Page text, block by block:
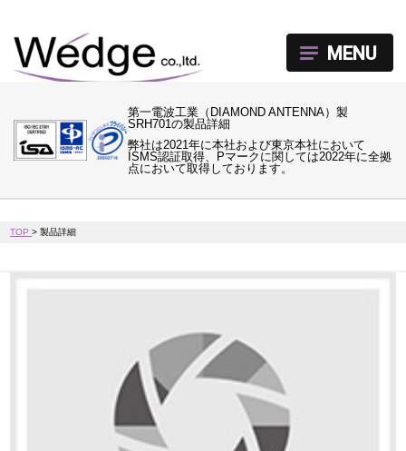
第一電波工業（DIAMOND ANTENNA）製
SRH701の製品詳細
弊社は2021年に本社および東京本社において
ISMS認証取得、Pマークに関しては2022年に全拠
点において取得しております。
MENU
TOP>製品詳細